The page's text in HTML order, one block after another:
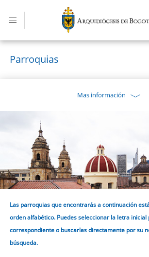
contenido
principal
Parroquias
Mas información
Las parroquias que encontrarás a continuación
orden alfabético. Puedes seleccionar la letra
correspondiente o buscarlas directamente por su
búsqueda.